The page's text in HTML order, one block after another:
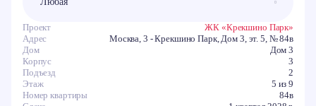
Проект
ЖК «Крекшино Парк»
Адрес
Москва, 3 - Крекшино Парк, Дом 3, эт. 5, № 84в
Дом
Дом 3
Корпус
3
Подъезд
2
Этаж
5 из 9
Номер квартиры
84в